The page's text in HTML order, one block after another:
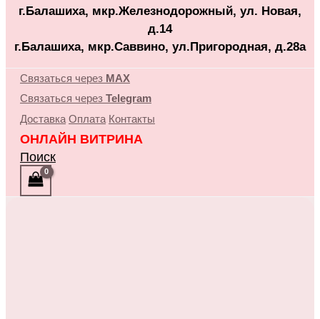
г.Балашиха, мкр.Железнодорожный, ул. Новая,
д.14
г.Балашиха, мкр.Саввино, ул.Пригородная, д.28а
Связаться через MAX
Связаться через Telegram
Доставка Оплата Контакты
ОНЛАЙН ВИТРИНА
Поиск